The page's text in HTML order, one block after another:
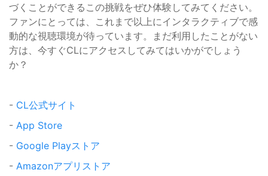
づくことができるこの挑戦をぜひ体験してみてください。
ファンにとっては、これまで以上にインタラクティブで感
動的な視聴環境が待っています。まだ利用したことがない
方は、今すぐCLにアクセスしてみてはいかがでしょう
か？
- CL公式サイト
- App Store
- Google Playストア
- Amazonアプリストア